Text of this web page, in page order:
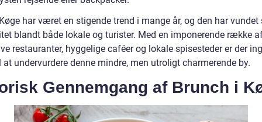
har været en stigende trend i mange år, og den har vundet
blandt både lokale og turister. Med en imponerende række
restauranter, hyggelige caféer og lokale spisesteder er der
undervurdere denne mindre, men utroligt charmerende by.
Gennemgang af Brunch i